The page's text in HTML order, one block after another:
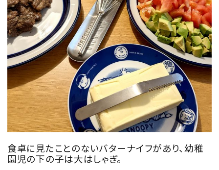
食卓に見たことのないバターナイフがあり、幼稚
園児の下の子は大はしゃぎ。